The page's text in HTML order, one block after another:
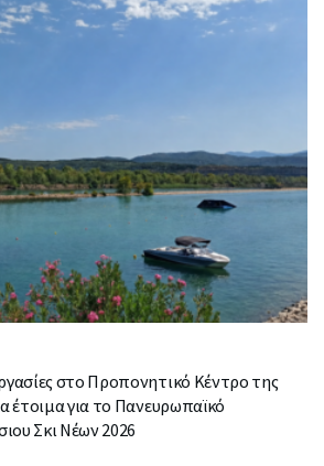
στο Προπονητικό Κέντρο της
έτοιμα για το Πανευρωπαϊκό
Σκι Νέων 2026